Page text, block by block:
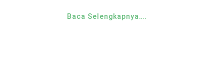
Baca Selengkapnya….